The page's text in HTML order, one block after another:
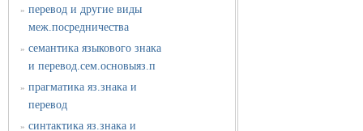
» перевод и другие виды
меж.посредничества
» семантика языкового знака
и перевод.сем.основыяз.п
» прагматика яз.знака и
перевод
» синтактика яз.знака и